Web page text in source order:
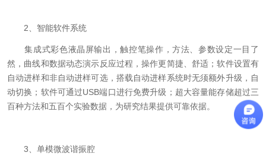
2、智能软件系统
集成式彩色液晶屏输出，触控笔操作，方法、参数设定一目了
然，曲线和数据动态演示反应过程，操作更简捷、舒适；软件设置有
自动进样和非自动进样可选，搭载自动进样系统时无须额外升级，自
动切换；软件可通过USB端口进行免费升级；超大容量能存储超过三
百种方法和五百个实验数据，为研究结果提供可靠依据。
3、单模微波谐振腔